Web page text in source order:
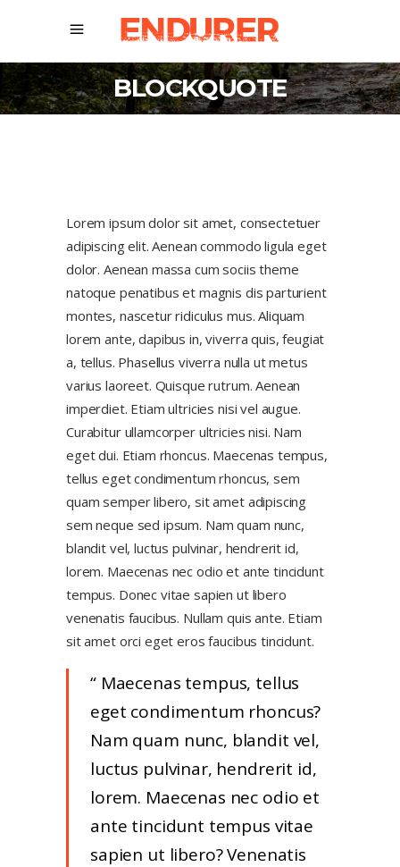
BLOCKQUOTE
Lorem ipsum dolor sit amet, consectetuer
adipiscing elit. Aenean commodo ligula eget
dolor. Aenean massa cum sociis theme
natoque penatibus et magnis dis parturient
montes, nascetur ridiculus mus. Aliquam
lorem ante, dapibus in, viverra quis, feugiat
a, tellus. Phasellus viverra nulla ut metus
varius laoreet. Quisque rutrum. Aenean
imperdiet. Etiam ultricies nisi vel augue.
Curabitur ullamcorper ultricies nisi. Nam
eget dui. Etiam rhoncus. Maecenas tempus,
tellus eget condimentum rhoncus, sem
quam semper libero, sit amet adipiscing
sem neque sed ipsum. Nam quam nunc,
blandit vel, luctus pulvinar, hendrerit id,
lorem. Maecenas nec odio et ante tincidunt
tempus. Donec vitae sapien ut libero
venenatis faucibus. Nullam quis ante. Etiam
sit amet orci eget eros faucibus tincidunt.
Maecenas tempus, tellus
eget condimentum rhoncus?
Nam quam nunc, blandit vel,
luctus pulvinar, hendrerit id,
lorem. Maecenas nec odio et
ante tincidunt tempus vitae
sapien ut libero? Venenatis